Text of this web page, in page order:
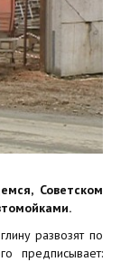
Советском
развозят по
предписывает: